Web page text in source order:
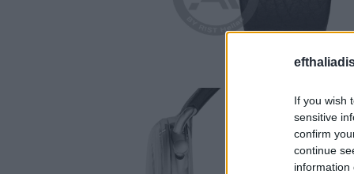
If you wish
sensitive
confirm
continue
information